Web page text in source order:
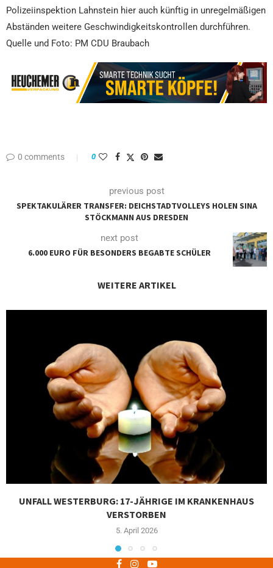
Polizeiinspektion Lahnstein hier auch künftig in unregelmäßigen
Abständen weitere Geschwindigkeitskontrollen durchführen.
Quelle und Foto: PM CDU Braubach
0 comments 0
previous post
SPEKTAKULÄRER TRANSFER: DEICHSTADTVOLLEYS HOLEN SINA
STÖCKMANN AUS DRESDEN
next post
6.000 EURO FÜR BESONDERS BEGABTE SCHÜLER
WEITERE ARTIKEL
UNFALL WESTERBURG: 17-JÄHRIGE IM KRANKENHAUS
VERSTORBEN
5. April 2026